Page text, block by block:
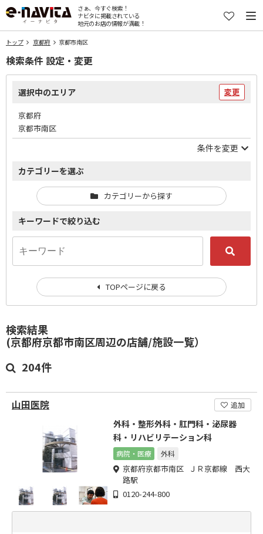
さぁ、今すぐ検索！
ナビタに掲載されている
地元のお店の情報が満載！
トップ 京都府 京都市南区
検索結果
(京都府京都市南区周辺の店舗/施設一覧）
204件
山田医院 追加
外科・整形外科・肛門科・泌尿器
科・リハビリテーション科
病院・医療 外科
京都府京都市南区 ＪＲ京都線 西大
路駅
0120-244-800
検索条件 設定・変更
選択中のエリア 変更
京都府
京都市南区
条件を変更
カテゴリーを選ぶ
カテゴリーから探す
キーワードで絞り込む
TOPページに戻る